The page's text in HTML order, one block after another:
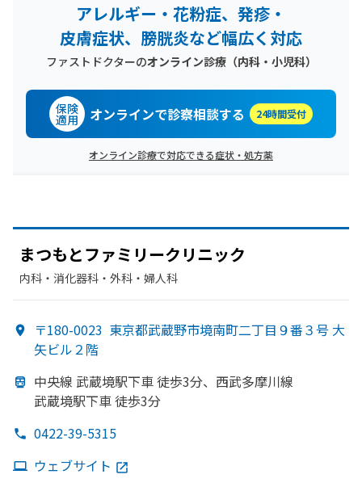
アレルギー・花粉症、発疹・
皮膚症状、膀胱炎など幅広く対応
ファストドクターのオンライン診療（内科・小児科）
保険
適用 オンラインで診察相談する 24時間受付
オンライン診療で対応できる症状・処方薬
まつもとファミリークリニック
内科・​消化器科・​外科・​婦人科
〒180-0023 東京都武蔵野市境南町二丁目９番３号 大
矢ビル２階
中央線 武蔵境駅下車 徒歩3分、 西武多摩川線
武蔵境駅下車 徒歩3分
0422-39-5315
ウェブサイト